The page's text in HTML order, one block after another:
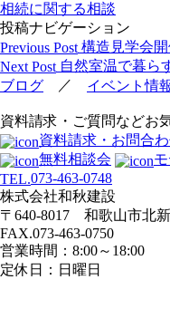
相続に関する相談
投稿ナビゲーション
Previous Post 構造見学会
Next Post 自然室温で暮ら
ブログ ／ イベント情
資料請求・ご質問などお
資料請求・お問合
無料相談会
TEL.073-463-0748
株式会社和秋建設
〒640-8017 和歌山市北
FAX.073-463-0750
営業時間：8:00～18:00
定休日：日曜日